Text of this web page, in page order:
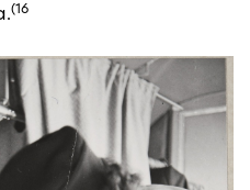
(16